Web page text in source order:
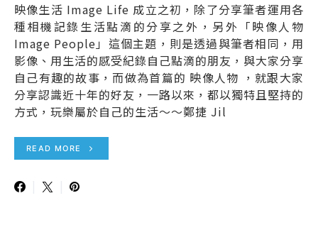
映像生活 Image Life 成立之初，除了分享筆者運用各
種相機記錄生活點滴的分享之外，另外「映像人物
Image People」這個主題，則是透過與筆者相同，用
影像、用生活的感受紀錄自己點滴的朋友，與大家分享
自己有趣的故事，而做為首篇的 映像人物 ，就跟大家
分享認識近十年的好友，一路以來，都以獨特且堅持的
方式，玩樂屬於自己的生活～～鄭捷 Jil
READ MORE